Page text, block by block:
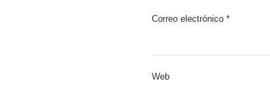
Correo electrónico *
Web